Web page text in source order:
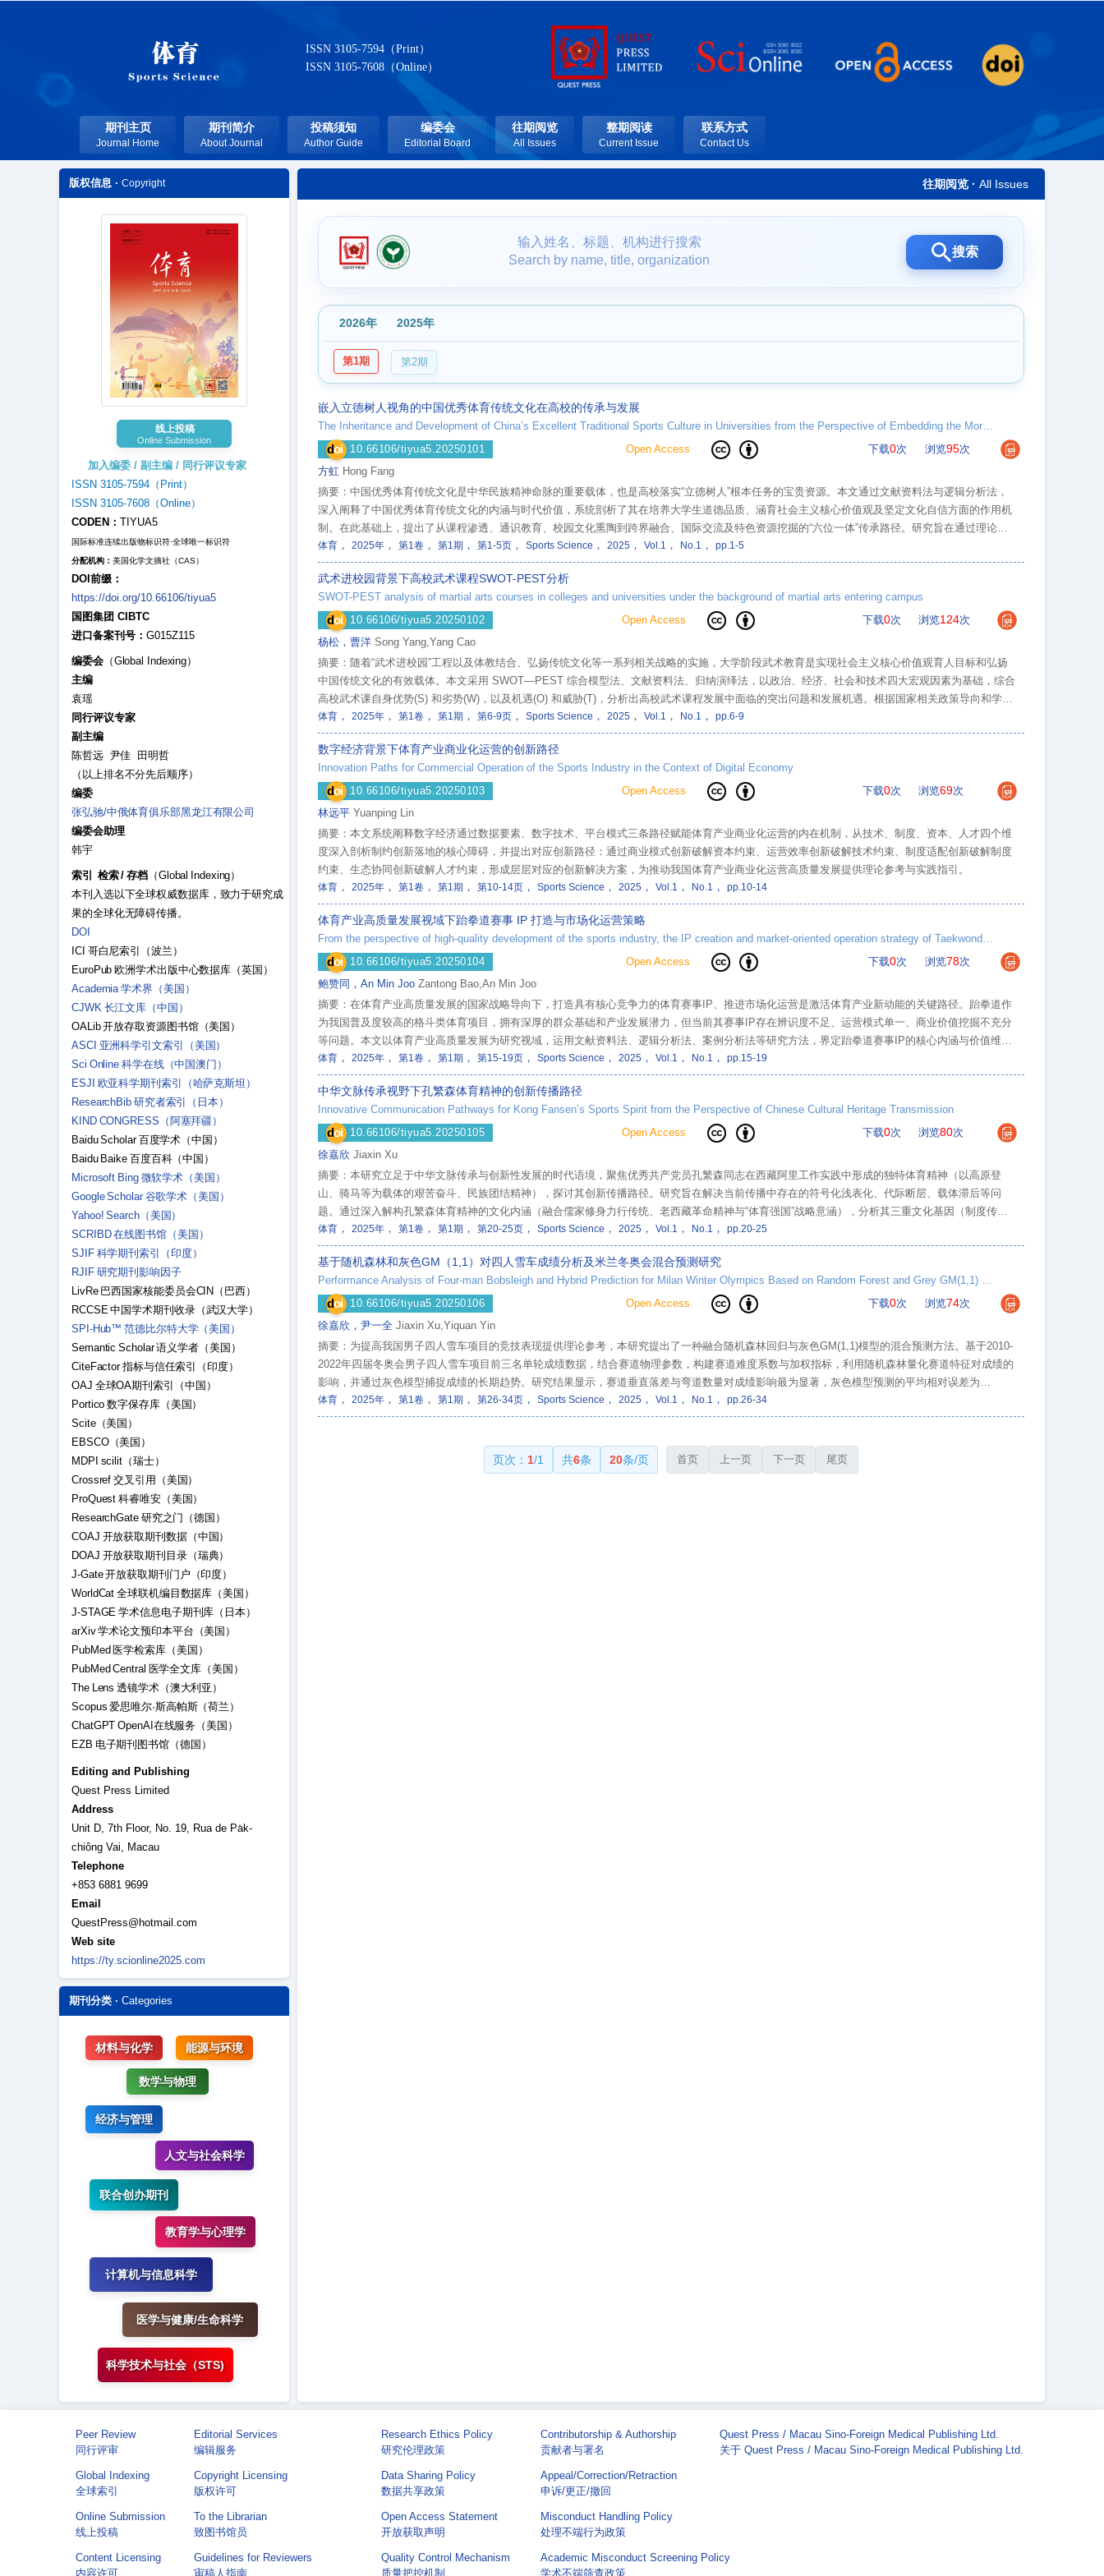
ISSN 3105-7594（Print）
ISSN 3105-7608（Online）
期刊主页
Journal Home
期刊简介
About Journal
投稿须知
Author Guide
编委会
Editorial Board
往期阅览
All Issues
整期阅读
Current Issue
联系方式
Contact Us
版权信息 · Copyright
线上投稿
Online Submission
加入编委 / 副主编 / 同行评议专家
ISSN 3105-7594（Print）
ISSN 3105-7608（Online）
CODEN： TIYUA5
国际标准连续出版物标识符·全球唯一标识符
分配机构： 美国化学文摘社（CAS）
DOI前缀：
https://doi.org/10.66106/tiyua5
国图集团 CIBTC
进口备案刊号： G015Z115
编委会（Global Indexing）
主编
袁瑶
同行评议专家
副主编
陈哲远 尹佳 田明哲
（以上排名不分先后顺序）
编委
张弘驰/中俄体育俱乐部黑龙江有限公司
编委会助理
韩宇
索引 检索 / 存档（Global Indexing）
本刊入选以下全球权威数据库，致力于研究成
果的全球化无障碍传播。
DOI
ICI 哥白尼索引（波兰）
EuroPub 欧洲学术出版中心数据库（英国）
Academia 学术界（美国）
CJWK 长江文库（中国）
OALib 开放存取资源图书馆（美国）
ASCI 亚洲科学引文索引（美国）
Sci Online 科学在线（中国澳门）
ESJI 欧亚科学期刊索引（哈萨克斯坦）
ResearchBib 研究者索引（日本）
KIND CONGRESS（阿塞拜疆）
Baidu Scholar 百度学术（中国）
Baidu Baike 百度百科（中国）
Microsoft Bing 微软学术（美国）
Google Scholar 谷歌学术（美国）
Yahoo! Search（美国）
SCRIBD 在线图书馆（美国）
SJIF 科学期刊索引（印度）
RJIF 研究期刊影响因子
LivRe 巴西国家核能委员会CIN（巴西）
RCCSE 中国学术期刊收录（武汉大学）
SPI-Hub™ 范德比尔特大学（美国）
Semantic Scholar 语义学者（美国）
CiteFactor 指标与信任索引（印度）
OAJ 全球OA期刊索引（中国）
Portico 数字保存库（美国）
Scite（美国）
EBSCO（美国）
MDPI scilit（瑞士）
Crossref 交叉引用（美国）
ProQuest 科睿唯安（美国）
ResearchGate 研究之门（德国）
COAJ 开放获取期刊数据（中国）
DOAJ 开放获取期刊目录（瑞典）
J-Gate 开放获取期刊门户（印度）
WorldCat 全球联机编目数据库（美国）
J-STAGE 学术信息电子期刊库（日本）
arXiv 学术论文预印本平台（美国）
PubMed 医学检索库（美国）
PubMed Central 医学全文库（美国）
The Lens 透镜学术（澳大利亚）
Scopus 爱思唯尔·斯高帕斯（荷兰）
ChatGPT OpenAI在线服务（美国）
EZB 电子期刊图书馆（德国）
Editing and Publishing
Quest Press Limited
Address
Unit D, 7th Floor, No. 19, Rua de Pa̍k-
chiông Vai, Macau
Telephone
+853 6881 9699
Email
QuestPress@hotmail.com
Web site
https://ty.scionline2025.com
期刊分类 · Categories
材料与化学 能源与环境
数学与物理
经济与管理
人文与社会科学
联合创办期刊
教育学与心理学
计算机与信息科学
医学与健康/生命科学
科学技术与社会（STS)
往期阅览 · All Issues
输入姓名、标题、机构进行搜索
Search by name, title, organization
搜索
2026年 2025年
第1期 第2期
嵌入立德树人视角的中国优秀体育传统文化在高校的传承与发展
The Inheritance and Development of China’s Excellent Traditional Sports Culture in Universities from the Perspective of Embedding the Moral Education Concept of ’Fostering Virtue and Nurturing Talent
doi 10.66106/tiyua5.20250101 Open Access 下载0次 浏览95次
方虹 Hong Fang
摘要：中国优秀体育传统文化是中华民族精神命脉的重要载体，也是高校落实“立德树人”根本任务的宝贵资源。本文通过文献资料法与逻辑分析法，
深入阐释了中国优秀体育传统文化的内涵与时代价值，系统剖析了其在培养大学生道德品质、涵育社会主义核心价值观及坚定文化自信方面的作用机
制。在此基础上，提出了从课程渗透、通识教育、校园文化熏陶到跨界融合、国际交流及特色资源挖掘的“六位一体”传承路径。研究旨在通过理论创
新与实践探索，推动中华优秀体育传统文化在高校教育中的创造性转化与创新性发展，为构建“五育并举”的育人体系提供理论支撑与实践范式。
体育 ， 2025年 ， 第1卷 ， 第1期 ， 第1-5页 ， Sports Science ， 2025 ， Vol.1 ， No.1 ， pp.1-5
武术进校园背景下高校武术课程SWOT-PEST分析
SWOT-PEST analysis of martial arts courses in colleges and universities under the background of martial arts entering campus
doi 10.66106/tiyua5.20250102 Open Access 下载0次 浏览124次
杨松，曹洋 Song Yang,Yang Cao
摘要：随着“武术进校园”工程以及体教结合、弘扬传统文化等一系列相关战略的实施，大学阶段武术教育是实现社会主义核心价值观育人目标和弘扬
中国传统文化的有效载体。本文采用 SWOT—PEST 综合模型法、文献资料法、归纳演绎法，以政治、经济、社会和技术四大宏观因素为基础，综合
高校武术课自身优势(S) 和劣势(W)，以及机遇(O) 和威胁(T)，分析出高校武术课程发展中面临的突出问题和发展机遇。根据国家相关政策导向和学校
人才培养需求，针对高校武术课程设置、教师队伍建设、课堂教学改革和赛事开展四方面提出对策建议，以期对新时代下高校武术课健康可持续发展
提供一点学理助力。
体育 ， 2025年 ， 第1卷 ， 第1期 ， 第6-9页 ， Sports Science ， 2025 ， Vol.1 ， No.1 ， pp.6-9
数字经济背景下体育产业商业化运营的创新路径
Innovation Paths for Commercial Operation of the Sports Industry in the Context of Digital Economy
doi 10.66106/tiyua5.20250103 Open Access 下载0次 浏览69次
林远平 Yuanping Lin
摘要：本文系统阐释数字经济通过数据要素、数字技术、平台模式三条路径赋能体育产业商业化运营的内在机制，从技术、制度、资本、人才四个维
度深入剖析制约创新落地的核心障碍，并提出对应创新路径：通过商业模式创新破解资本约束、运营效率创新破解技术约束、制度适配创新破解制度
约束、生态协同创新破解人才约束，形成层层对应的创新解决方案，为推动我国体育产业商业化运营高质量发展提供理论参考与实践指引。
体育 ， 2025年 ， 第1卷 ， 第1期 ， 第10-14页 ， Sports Science ， 2025 ， Vol.1 ， No.1 ， pp.10-14
体育产业高质量发展视域下跆拳道赛事 IP 打造与市场化运营策略
From the perspective of high-quality development of the sports industry, the IP creation and market-oriented operation strategy of Taekwondo events
doi 10.66106/tiyua5.20250104 Open Access 下载0次 浏览78次
鲍赞同，An Min Joo Zantong Bao,An Min Joo
摘要：在体育产业高质量发展的国家战略导向下，打造具有核心竞争力的体育赛事IP、推进市场化运营是激活体育产业新动能的关键路径。跆拳道作
为我国普及度较高的格斗类体育项目，拥有深厚的群众基础和产业发展潜力，但当前其赛事IP存在辨识度不足、运营模式单一、商业价值挖掘不充分
等问题。本文以体育产业高质量发展为研究视域，运用文献资料法、逻辑分析法、案例分析法等研究方法，界定跆拳道赛事IP的核心内涵与价值维
度，剖析当前我国跆拳道赛事IP打造与市场化运营的现状及存在的问题，结合体育产业高质量发展的内在要求，提出针对性的赛事IP打造路径与市场
化运营策略，为推动跆拳道项目产业化、规模化发展，助力体育产业高质量发展提供理论参考与实践借鉴。
体育 ， 2025年 ， 第1卷 ， 第1期 ， 第15-19页 ， Sports Science ， 2025 ， Vol.1 ， No.1 ， pp.15-19
中华文脉传承视野下孔繁森体育精神的创新传播路径
Innovative Communication Pathways for Kong Fansen’s Sports Spirit from the Perspective of Chinese Cultural Heritage Transmission
doi 10.66106/tiyua5.20250105 Open Access 下载0次 浏览80次
徐嘉欣 Jiaxin Xu
摘要：本研究立足于中华文脉传承与创新性发展的时代语境，聚焦优秀共产党员孔繁森同志在西藏阿里工作实践中形成的独特体育精神（以高原登
山、骑马等为载体的艰苦奋斗、民族团结精神），探讨其创新传播路径。研究旨在解决当前传播中存在的符号化浅表化、代际断层、载体滞后等问
题。通过深入解构孔繁森体育精神的文化内涵（融合儒家修身力行传统、老西藏革命精神与“体育强国”战略意涵），分析其三重文化基因（制度传
统、哲学根基、革命话语），并系统剖析其传播困境的多维表征。研究提出并设计了以内容创新（器物层活化、行为层IP化、价值观层叙事嵌入）、
叙事创新（青春化表达、具身化设计、消费语境重构）和机制创新（政策融入、多元协同、国际传播）为核心的三维创新传播路径体系，强调运用元
宇宙、AIGC、跨媒介叙事等数字技术赋能，构建“教育-文旅-赛事”融合的传播生态。研究认为，通过创新传播机制，孔繁森体育精神可有效转化为涵
养民族认同、培育公民道德、服务国家战略的文化资源与社会主义核心价值观教育载体。
体育 ， 2025年 ， 第1卷 ， 第1期 ， 第20-25页 ， Sports Science ， 2025 ， Vol.1 ， No.1 ， pp.20-25
基于随机森林和灰色GM（1,1）对四人雪车成绩分析及米兰冬奥会混合预测研究
Performance Analysis of Four-man Bobsleigh and Hybrid Prediction for Milan Winter Olympics Based on Random Forest and Grey GM(1,1) Model
doi 10.66106/tiyua5.20250106 Open Access 下载0次 浏览74次
徐嘉欣，尹一全 Jiaxin Xu,Yiquan Yin
摘要：为提高我国男子四人雪车项目的竞技表现提供理论参考，本研究提出了一种融合随机森林回归与灰色GM(1,1)模型的混合预测方法。基于2010-
2022年四届冬奥会男子四人雪车项目前三名单轮成绩数据，结合赛道物理参数，构建赛道难度系数与加权指标，利用随机森林量化赛道特征对成绩的
影响，并通过灰色模型捕捉成绩的长期趋势。研究结果显示，赛道垂直落差与弯道数量对成绩影响最为显著，灰色模型预测的平均相对误差为
2.88%，关联度为0.833，方差比为0.307，满足一级精度标准。最终预测2026年米兰冬奥会男子四人雪车前三名最优轮次成绩分别为58.66秒、60.72
秒和60.99秒。该方法有效解决了小样本条件下冬季项目成绩预测的难题，为我国雪车项目备战米兰冬奥会提供了科学依据，并为同类冰雪竞速项目
体育 ， 2025年 ， 第1卷 ， 第1期 ， 第26-34页 ， Sports Science ， 2025 ， Vol.1 ， No.1 ， pp.26-34
页次： 1/1 共6条 20条/页 首页 上一页 下一页 尾页
Peer Review
同行评审
Editorial Services
编辑服务
Research Ethics Policy
研究伦理政策
Contributorship & Authorship
贡献者与署名
Quest Press / Macau Sino-Foreign Medical Publishing Ltd.
关于 Quest Press / Macau Sino-Foreign Medical Publishing Ltd.
Global Indexing
全球索引
Copyright Licensing
版权许可
Data Sharing Policy
数据共享政策
Appeal/Correction/Retraction
申诉/更正/撤回
Online Submission
线上投稿
To the Librarian
致图书馆员
Open Access Statement
开放获取声明
Misconduct Handling Policy
处理不端行为政策
Content Licensing
内容许可
Guidelines for Reviewers
审稿人指南
Quality Control Mechanism
质量把控机制
Academic Misconduct Screening Policy
学术不端筛查政策